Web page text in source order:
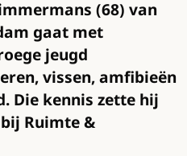
(68) van
gaat met
jeugd
vissen, amfibieën
Die kennis zette hij
Ruimte &